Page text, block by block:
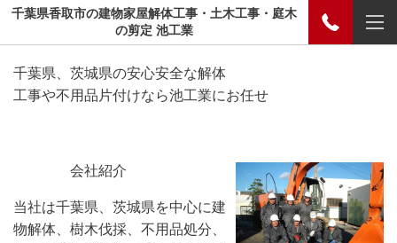
千葉県香取市の建物家屋解体工事・土木工事・庭木
の剪定 池工業
千葉県、茨城県の安心安全な解体
工事や不用品片付けなら池工業にお任せ
会社紹介
当社は千葉県、茨城県を中心に建
物解体、樹木伐採、不用品処分、